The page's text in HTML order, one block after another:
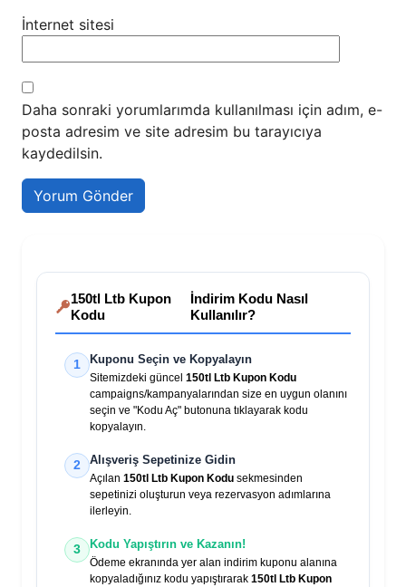
İnternet sitesi
Daha sonraki yorumlarımda kullanılması için adım, e-
posta adresim ve site adresim bu tarayıcıya
kaydedilsin.
150tl Ltb Kupon
Kodu
İndirim Kodu Nasıl
Kullanılır?
1 Kuponu Seçin ve Kopyalayın
Sitemizdeki güncel 150tl Ltb Kupon Kodu
campaigns/kampanyalarından size en uygun olanını
seçin ve "Kodu Aç" butonuna tıklayarak kodu
kopyalayın.
2 Alışveriş Sepetinize Gidin
Açılan 150tl Ltb Kupon Kodu sekmesinden
sepetinizi oluşturun veya rezervasyon adımlarına
ilerleyin.
3 Kodu Yapıştırın ve Kazanın!
Ödeme ekranında yer alan indirim kuponu alanına
kopyaladığınız kodu yapıştırarak 150tl Ltb Kupon